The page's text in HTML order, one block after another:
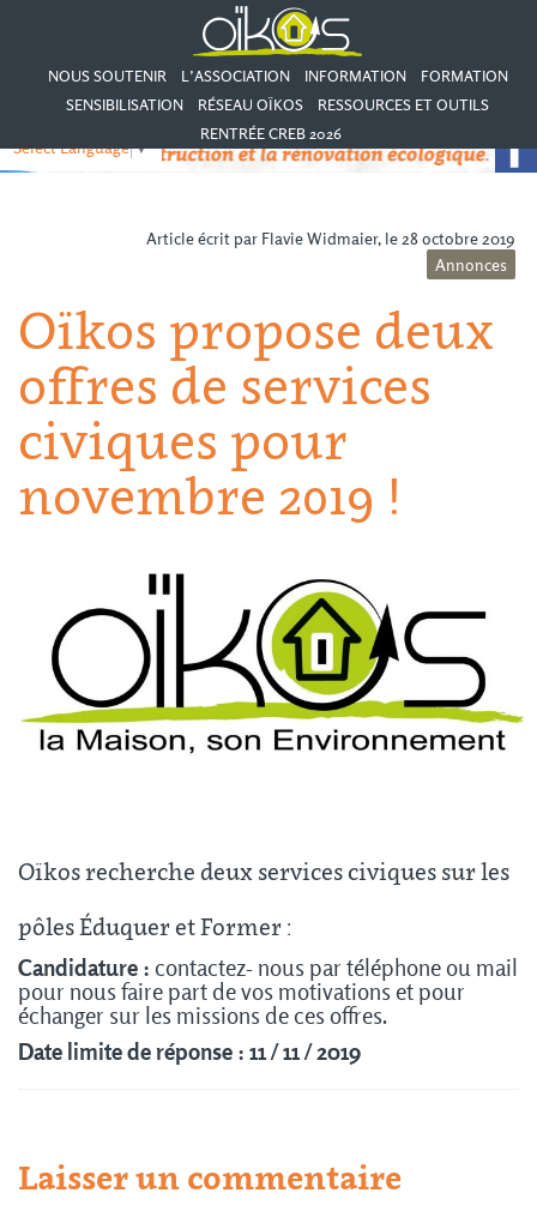
NOUS SOUTENIR L’ASSOCIATION INFORMATION
FORMATION
SENSIBILISATION
RÉSEAU OÏKOS
RESSOURCES ET OUTILS
RENTRÉE CREB 2026
Select Language▼
Article écrit par Flavie Widmaier, le 28 octobre 2019
Annonces
Oïkos propose deux
offres de services
civiques pour
novembre 2019 !
Oïkos recherche deux services civiques sur les
pôles Éduquer et Former :
Candidature : contactez- nous par téléphone ou mail
pour nous faire part de vos motivations et pour
échanger sur les missions de ces offres.
Date limite de réponse : 11 / 11 / 2019
Laisser un commentaire